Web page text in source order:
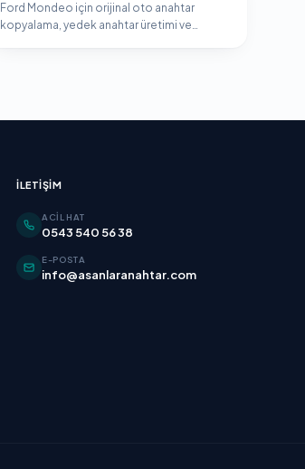
Ford Mondeo için orijinal oto anahtar
kopyalama, yedek anahtar üretimi ve
İLETIŞIM
ACIL HAT
0543 540 56 38
E-POSTA
info@asanlaranahtar.com